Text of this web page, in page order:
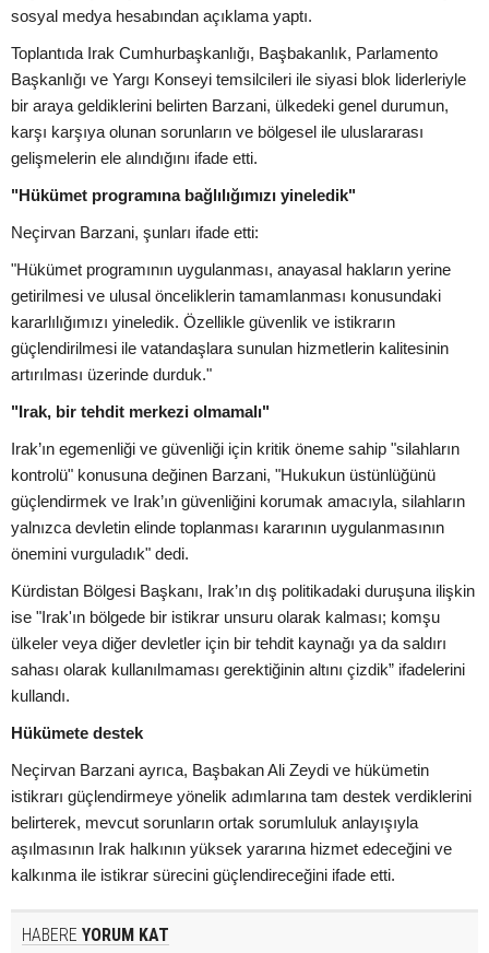
sosyal medya hesabından açıklama yaptı.
Toplantıda Irak Cumhurbaşkanlığı, Başbakanlık, Parlamento
Başkanlığı ve Yargı Konseyi temsilcileri ile siyasi blok liderleriyle
bir araya geldiklerini belirten Barzani, ülkedeki genel durumun,
karşı karşıya olunan sorunların ve bölgesel ile uluslararası
gelişmelerin ele alındığını ifade etti.
"Hükümet programına bağlılığımızı yineledik"
Neçirvan Barzani, şunları ifade etti:
"Hükümet programının uygulanması, anayasal hakların yerine
getirilmesi ve ulusal önceliklerin tamamlanması konusundaki
kararlılığımızı yineledik. Özellikle güvenlik ve istikrarın
güçlendirilmesi ile vatandaşlara sunulan hizmetlerin kalitesinin
artırılması üzerinde durduk."
"Irak, bir tehdit merkezi olmamalı"
Irak’ın egemenliği ve güvenliği için kritik öneme sahip "silahların
kontrolü" konusuna değinen Barzani, "Hukukun üstünlüğünü
güçlendirmek ve Irak’ın güvenliğini korumak amacıyla, silahların
yalnızca devletin elinde toplanması kararının uygulanmasının
önemini vurguladık" dedi.
Kürdistan Bölgesi Başkanı, Irak’ın dış politikadaki duruşuna ilişkin
ise "Irak'ın bölgede bir istikrar unsuru olarak kalması; komşu
ülkeler veya diğer devletler için bir tehdit kaynağı ya da saldırı
sahası olarak kullanılmaması gerektiğinin altını çizdik” ifadelerini
kullandı.
Hükümete destek
Neçirvan Barzani ayrıca, Başbakan Ali Zeydi ve hükümetin
istikrarı güçlendirmeye yönelik adımlarına tam destek verdiklerini
belirterek, mevcut sorunların ortak sorumluluk anlayışıyla
aşılmasının Irak halkının yüksek yararına hizmet edeceğini ve
kalkınma ile istikrar sürecini güçlendireceğini ifade etti.
HABERE YORUM KAT